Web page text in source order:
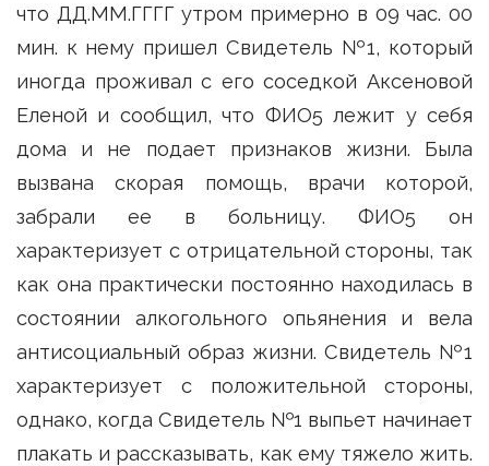
что ДД.ММ.ГГГГ утром примерно в 09 час. 00
мин. к нему пришел Свидетель №1, который
иногда проживал с его соседкой Аксеновой
Еленой и сообщил, что ФИО5 лежит у себя
дома и не подает признаков жизни. Была
вызвана скорая помощь, врачи которой,
забрали ее в больницу. ФИО5 он
характеризует с отрицательной стороны, так
как она практически постоянно находилась в
состоянии алкогольного опьянения и вела
антисоциальный образ жизни. Свидетель №1
характеризует с положительной стороны,
однако, когда Свидетель №1 выпьет начинает
плакать и рассказывать, как ему тяжело жить.